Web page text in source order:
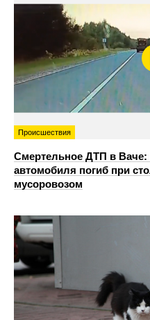
Происшествия
Смертельное ДТП в Ваче:
автомобиля погиб при
мусоровозом